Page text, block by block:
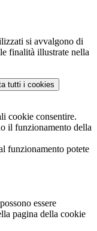
si avvalgono di
finalità illustrate nella
tutti i cookies
cookie consentire.
il funzionamento della
funzionamento potete
essere
pagina della cookie